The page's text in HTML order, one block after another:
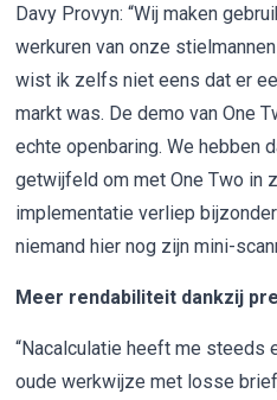
Davy Provyn: “Wij maken
werkuren van onze
wist ik zelfs niet eens dat er
markt was. De demo van One
echte openbaring. We hebben
getwijfeld om met One Two in
implementatie verliep
niemand hier nog zijn mini-
Meer rendabiliteit dankzij
“Nacalculatie heeft me steeds
oude werkwijze met losse